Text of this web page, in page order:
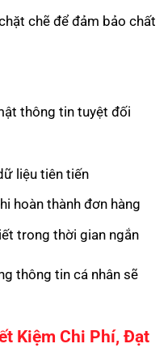
chẽ để đảm bảo chất
thông tin tuyệt đối
liệu tiên tiến
hoàn thành đơn hàng
trong thời gian ngắn
thông tin cá nhân sẽ
Kiệm Chi Phí, Đạt